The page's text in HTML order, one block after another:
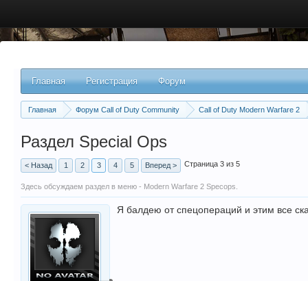
Главная Регистрация Форум
Главная Форум Call of Duty Community Call of Duty Modern Warfare 2
Раздел Special Ops
< Назад 1 2 3 4 5 Вперед > Страница 3 из 5
Здесь обсуждаем раздел в меню - Modern Warfare 2 Specops.
Я балдею от спецопераций и этим все